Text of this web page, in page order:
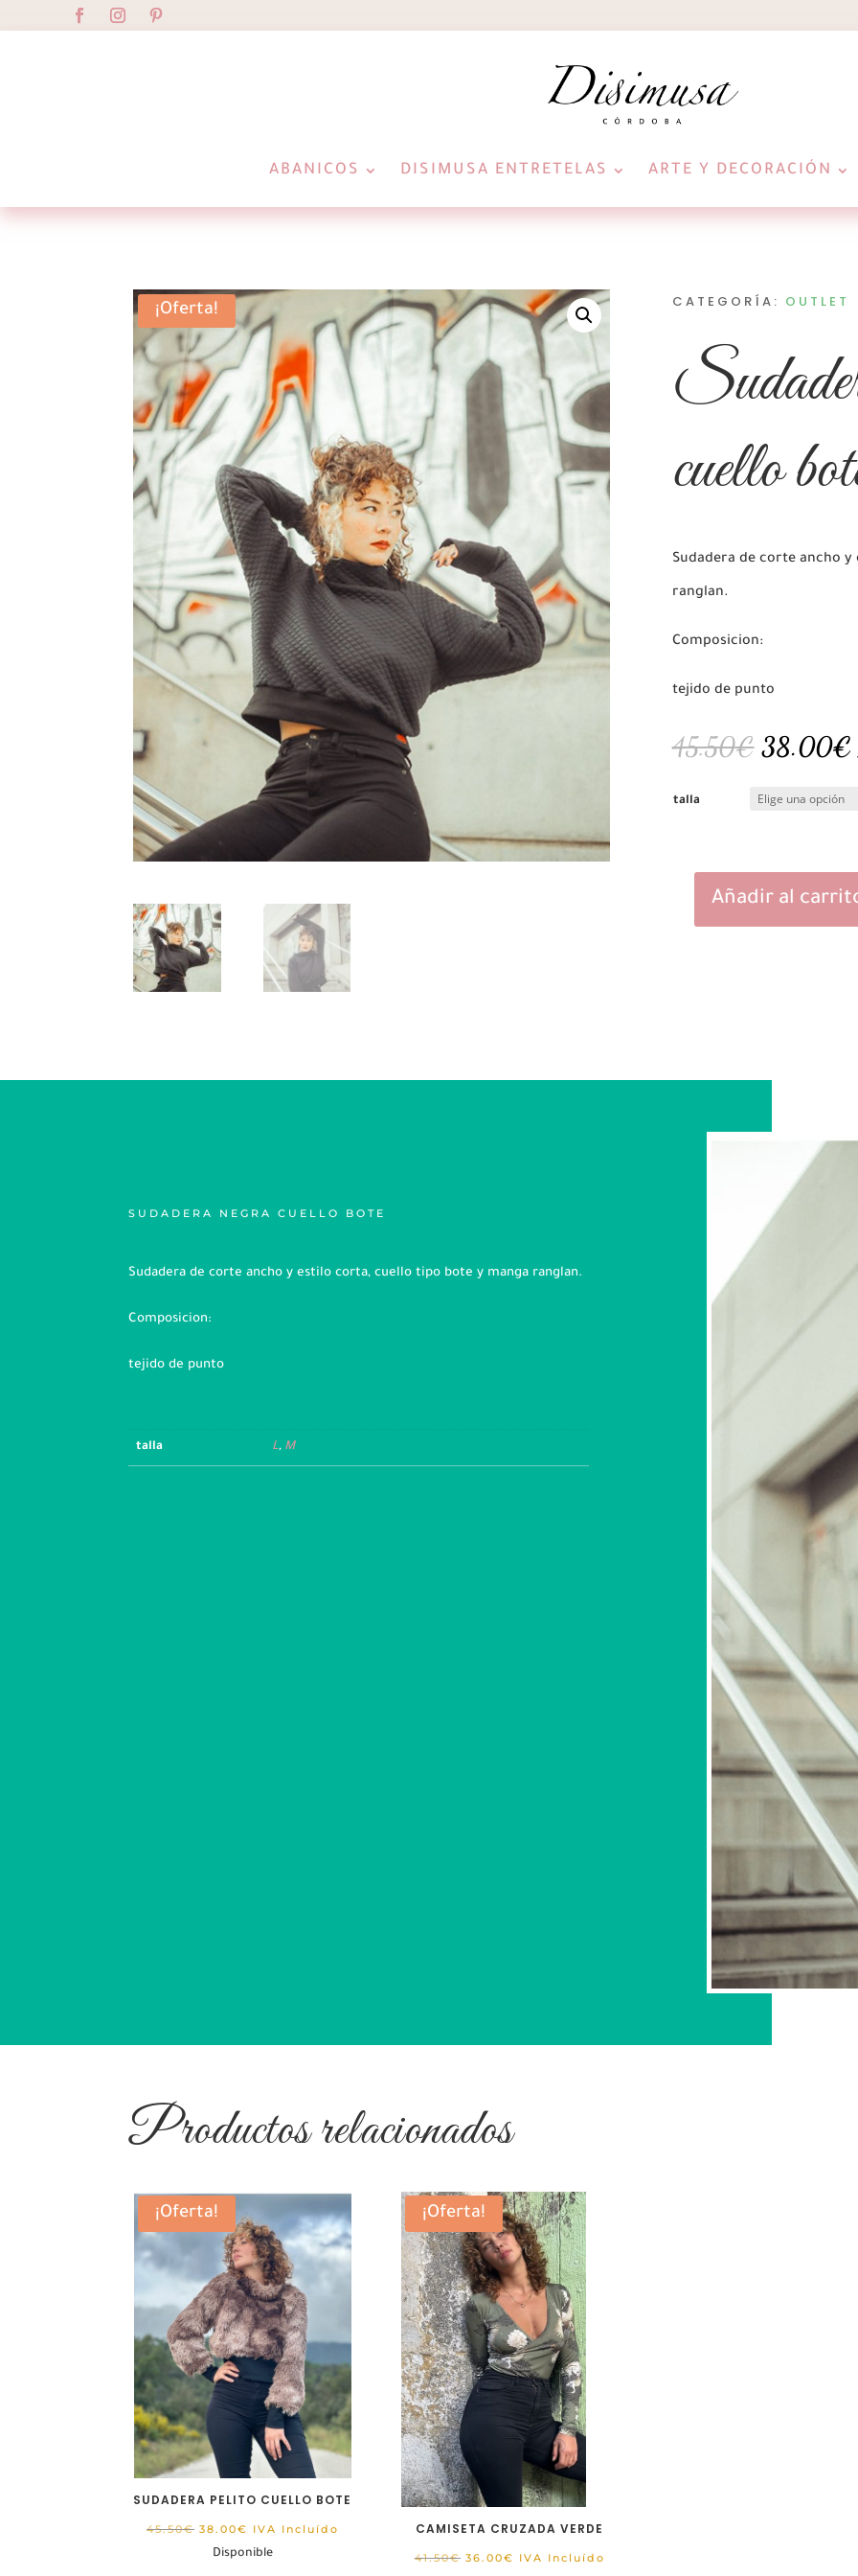
ABANICOS DISIMUSA ENTRETELAS ARTE Y DECORACIÓN
¡Oferta! CATEGORÍA: OUTLET
cuello
Sudadera de corte ancho
ranglan.
Composicion:
tejido de punto
45.50€ El
precio
original
era:
38.00€
talla
Negra
Añadir al
SUDADERA NEGRA CUELLO BOTE
Sudadera de corte ancho y estilo corta, cuello tipo bote y manga ranglan.
Composicion:
tejido de punto
talla L, M
Productos relacionados
¡Oferta!
SUDADERA PELITO CUELLO BOTE
45.50€ El
precio
38.00€ El
precio
IVA Incluído
Disponible
¡Oferta!
CAMISETA CRUZADA VERDE
41.50€ El
36.00€ El
IVA Incluído